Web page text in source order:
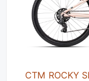
CTM ROCKY